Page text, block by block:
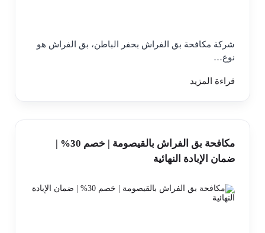
شركة مكافحة بق الفراش بحفر الباطن، بق الفراش هو
نوع…
قراءة المزيد
مكافحة بق الفراش بالقيصومة | خصم 30% |
ضمان الإبادة النهائية